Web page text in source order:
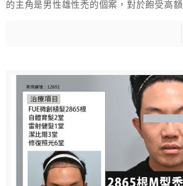
的主角是男性雄性禿的個案，對於飽受高額